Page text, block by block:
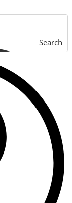
Search